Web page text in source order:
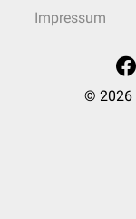
Impressum
© 2026